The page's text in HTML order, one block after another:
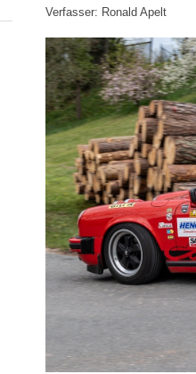
Verfasser: Ronald Apelt